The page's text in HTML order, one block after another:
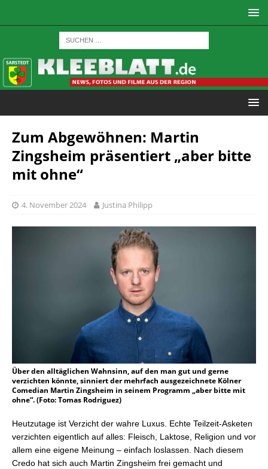
Zum Abgewöhnen: Martin
Zingsheim präsentiert „aber bitte
mit ohne“
4. November 2024 Justina Philipp
Über den alltäglichen Wahnsinn, auf den man gut und gerne
verzichten könnte, sinniert der mehrfach ausgezeichnete Kölner
Comedian Martin Zingsheim in seinem Programm „aber bitte mit
ohne“. (Foto: Tomas Rodriguez)
Heutzutage ist Verzicht der wahre Luxus. Echte Teilzeit-Asketen
verzichten eigentlich auf alles: Fleisch, Laktose, Religion und vor
allem eine eigene Meinung – einfach loslassen. Nach diesem
Credo hat sich auch Martin Zingsheim frei gemacht und